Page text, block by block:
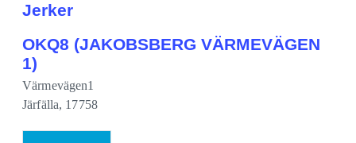
Jerker
OKQ8 (JAKOBSBERG VÄRMEVÄGEN
1)
Värmevägen1
Järfälla, 17758